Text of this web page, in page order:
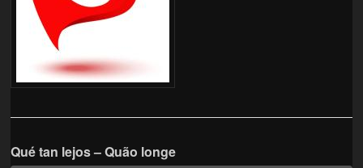
Qué tan lejos – Quão longe